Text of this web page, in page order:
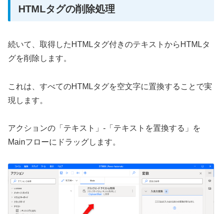
HTMLタグの削除処理
続いて、取得したHTMLタグ付きのテキストからHTMLタ
グを削除します。
これは、すべてのHTMLタグを空文字に置換することで実
現します。
アクションの「テキスト」-「テキストを置換する」を
Mainフローにドラッグします。